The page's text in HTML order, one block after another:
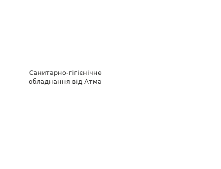
Санитарно-гігієнічне
обладнання від Атма